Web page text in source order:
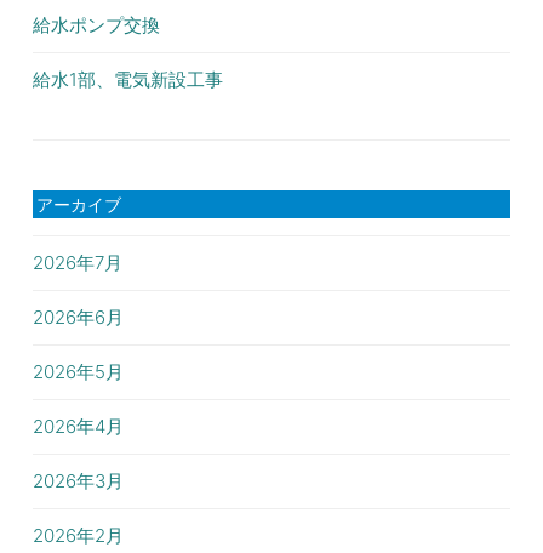
ン
給水ポンプ交換
給水1部、電気新設工事
アーカイブ
2026年7月
2026年6月
2026年5月
2026年4月
2026年3月
2026年2月